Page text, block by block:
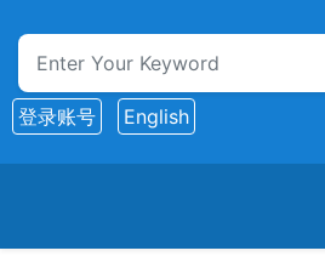
登录账号 English